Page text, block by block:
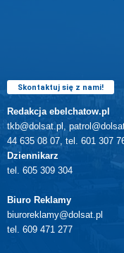
Skontaktuj się z nami!
Redakcja ebelchatow.pl
tkb@dolsat.pl,
44 635 08 07, tel. 601 307
Dziennikarz
tel. 605 309 304
Biuro Reklamy
biuroreklamy@dolsat.pl
tel. 609 471 277